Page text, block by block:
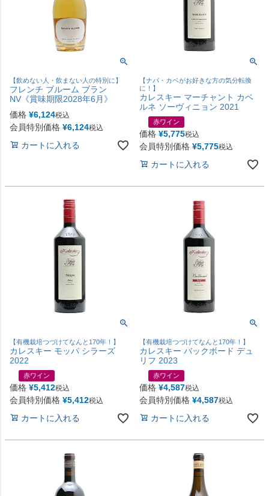
【飲めない人・飲まない人の特別に】
フレンチ ブルーム ブラン
NV《賞味期限2028年6月》
価格 ¥6,124税込
会員特別価格 ¥6,124税込
カートに入れる
【ナパ・カベがお好きな方の気分転換
に！】
カレスキー マーチャント カベ
ルネ ソーヴィニョン 2021
赤ワイン
価格 ¥5,775税込
会員特別価格 ¥5,775税込
カートに入れる
【有機栽培つづけてなんと170年！】
カレスキー モッパ シラーズ
2022
赤ワイン
価格 ¥5,412税込
会員特別価格 ¥5,412税込
カートに入れる
【有機栽培つづけてなんと170年！】
カレスキー バックボード デュ
リフ 2023
赤ワイン
価格 ¥4,587税込
会員特別価格 ¥4,587税込
カートに入れる